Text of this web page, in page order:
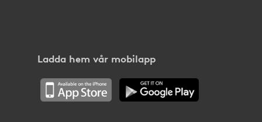
Ladda hem vår mobilapp